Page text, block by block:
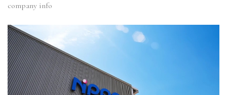
company info